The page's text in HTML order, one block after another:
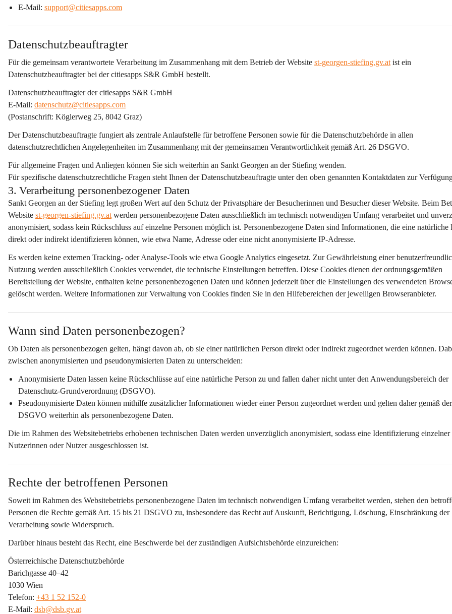
E-Mail: support@citiesapps.com
Datenschutzbeauftragter
Für die gemeinsam verantwortete Verarbeitung im Zusammenhang mit dem Betrieb der Website st-georgen-stiefing.gv.at ist ein
Datenschutzbeauftragter bei der citiesapps S&R GmbH bestellt.
Datenschutzbeauftragter der citiesapps S&R GmbH
E-Mail: datenschutz@citiesapps.com
(Postanschrift: Köglerweg 25, 8042 Graz)
Der Datenschutzbeauftragte fungiert als zentrale Anlaufstelle für betroffene Personen sowie für die Datenschutzbehörde in allen
datenschutzrechtlichen Angelegenheiten im Zusammenhang mit der gemeinsamen Verantwortlichkeit gemäß Art. 26 DSGVO.
Für allgemeine Fragen und Anliegen können Sie sich weiterhin an Sankt Georgen an der Stiefing wenden.
Für spezifische datenschutzrechtliche Fragen steht Ihnen der Datenschutzbeauftragte unter den oben genannten Kontaktdaten zur
3. Verarbeitung personenbezogener Daten
Sankt Georgen an der Stiefing legt großen Wert auf den Schutz der Privatsphäre der Besucherinnen und Besucher dieser Website. Beim
Website st-georgen-stiefing.gv.at werden personenbezogene Daten ausschließlich im technisch notwendigen Umfang verarbeitet und
anonymisiert, sodass kein Rückschluss auf einzelne Personen möglich ist. Personenbezogene Daten sind Informationen, die eine natürliche
direkt oder indirekt identifizieren können, wie etwa Name, Adresse oder eine nicht anonymisierte IP-Adresse.
Es werden keine externen Tracking- oder Analyse-Tools wie etwa Google Analytics eingesetzt. Zur Gewährleistung einer
Nutzung werden ausschließlich Cookies verwendet, die technische Einstellungen betreffen. Diese Cookies dienen der ordnungsgemäßen
Bereitstellung der Website, enthalten keine personenbezogenen Daten und können jederzeit über die Einstellungen des verwendeten
gelöscht werden. Weitere Informationen zur Verwaltung von Cookies finden Sie in den Hilfebereichen der jeweiligen Browseranbieter.
Wann sind Daten personenbezogen?
Ob Daten als personenbezogen gelten, hängt davon ab, ob sie einer natürlichen Person direkt oder indirekt zugeordnet werden können.
zwischen anonymisierten und pseudonymisierten Daten zu unterscheiden:
Anonymisierte Daten lassen keine Rückschlüsse auf eine natürliche Person zu und fallen daher nicht unter den Anwendungsbereich der
Datenschutz-Grundverordnung (DSGVO).
Pseudonymisierte Daten können mithilfe zusätzlicher Informationen wieder einer Person zugeordnet werden und gelten daher gemäß der
DSGVO weiterhin als personenbezogene Daten.
Die im Rahmen des Websitebetriebs erhobenen technischen Daten werden unverzüglich anonymisiert, sodass eine Identifizierung einzelner
Nutzerinnen oder Nutzer ausgeschlossen ist.
Rechte der betroffenen Personen
Soweit im Rahmen des Websitebetriebs personenbezogene Daten im technisch notwendigen Umfang verarbeitet werden, stehen den
Personen die Rechte gemäß Art. 15 bis 21 DSGVO zu, insbesondere das Recht auf Auskunft, Berichtigung, Löschung, Einschränkung der
Verarbeitung sowie Widerspruch.
Darüber hinaus besteht das Recht, eine Beschwerde bei der zuständigen Aufsichtsbehörde einzureichen:
Österreichische Datenschutzbehörde
Barichgasse 40–42
1030 Wien
Telefon: +43 1 52 152-0
E-Mail: dsb@dsb.gv.at